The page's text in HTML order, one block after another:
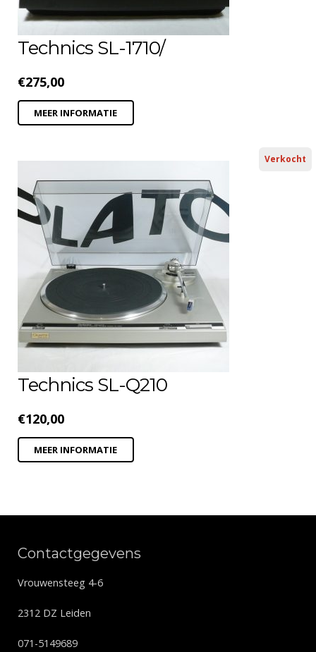
Technics SL-1710/
€275,00
MEER INFORMATIE
Verkocht
Technics SL-Q210
€120,00
MEER INFORMATIE
Contactgegevens
Vrouwensteeg 4-6
2312 DZ Leiden
071-5149689